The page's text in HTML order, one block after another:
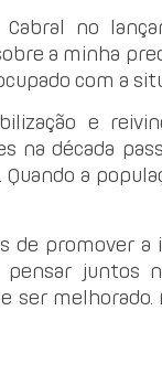
no
a minha
com a
e
na década
a
de promover
juntos
ser